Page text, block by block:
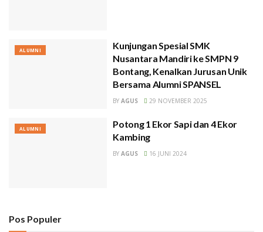
ALUMNI
Kunjungan Spesial SMK
Nusantara Mandiri ke SMPN 9
Bontang, Kenalkan Jurusan Unik
Bersama Alumni SPANSEL
BY AGUS 29 NOVEMBER 2025
ALUMNI
Potong 1 Ekor Sapi dan 4 Ekor
Kambing
BY AGUS 16 JUNI 2024
Pos Populer